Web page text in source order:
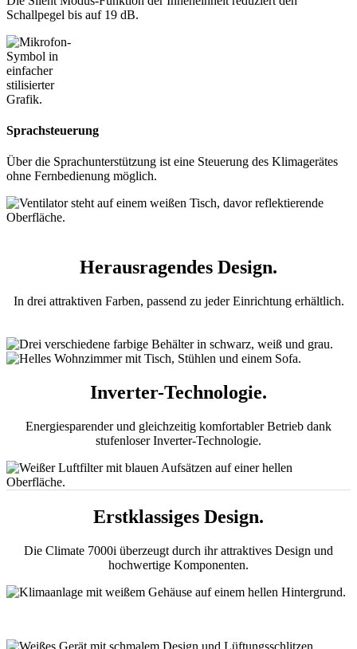
Schallpegel bis auf 19 dB.
Sprachsteuerung
Über die Sprachunterstützung ist eine Steuerung des Klimagerätes
ohne Fernbedienung möglich.
Herausragendes Design.
In drei attraktiven Farben, passend zu jeder Einrichtung erhältlich.
Inverter-Technologie.
Energiesparender und gleichzeitig komfortabler Betrieb dank
stufenloser Inverter-Technologie.
Erstklassiges Design.
Die Climate 7000i überzeugt durch ihr attraktives Design und
hochwertige Komponenten.